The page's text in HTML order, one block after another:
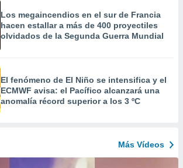
Los megaincendios en el sur de Francia
hacen estallar a más de 400 proyectiles
olvidados de la Segunda Guerra Mundial
El fenómeno de El Niño se intensifica y el
ECMWF avisa: el Pacífico alcanzará una
anomalía récord superior a los 3 ºC
Más Vídeos